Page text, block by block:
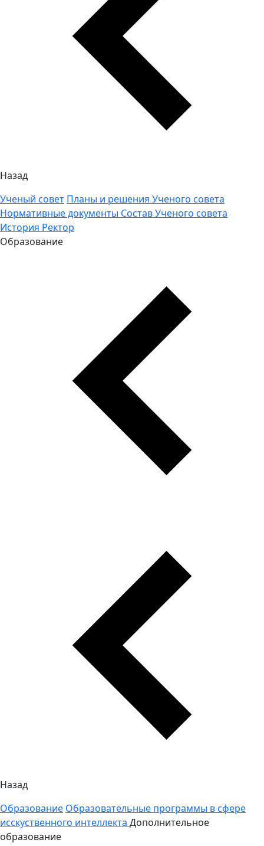
Назад
Ученый совет Планы и решения Ученого совета
Нормативные документы Состав Ученого совета
История Ректор
Образование
Назад
Образование Образовательные программы в сфере
исскуственного интеллекта Дополнительное
образование